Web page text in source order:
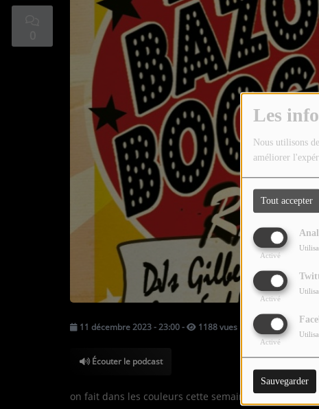
Les
Nous utilisons
améliorer
Tout accepter
Activé
Activé
Activé
Sauvegarder
LES WEBRADIOS
LA GRILLE DES PROGRAMMES
TOUTES LES ÉMISSIONS
TOUS LES PODCASTS
C'EST QUOI CETTE RADIO ?
LES ATELIERS PÉDAGOGIQUES
COMMUNIQUEZ SUR OUEST
11 décembre 2023 - 23:00- 1188 vues
Écouter le podcast
on fait dans les couleurs cette semaine, c est notre